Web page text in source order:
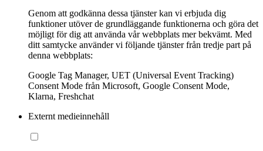
Genom att godkänna dessa tjänster kan vi erbjuda dig
funktioner utöver de grundläggande funktionerna och göra det
möjligt för dig att använda vår webbplats mer bekvämt. Med
ditt samtycke använder vi följande tjänster från tredje part på
denna webbplats:
Google Tag Manager, UET (Universal Event Tracking)
Consent Mode från Microsoft, Google Consent Mode,
Klarna, Freshchat
Externt medieinnehåll